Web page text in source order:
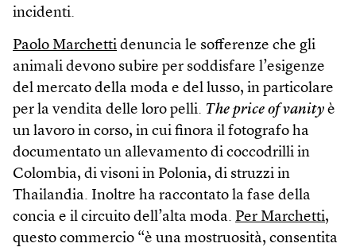
incidenti.
Paolo Marchetti denuncia le sofferenze che gli
animali devono subire per soddisfare l’esigenze
del mercato della moda e del lusso, in particolare
per la vendita delle loro pelli. The price of vanity è
un lavoro in corso, in cui finora il fotografo ha
documentato un allevamento di coccodrilli in
Colombia, di visoni in Polonia, di struzzi in
Thailandia. Inoltre ha raccontato la fase della
concia e il circuito dell’alta moda. Per Marchetti,
questo commercio “è una mostruosità, consentita